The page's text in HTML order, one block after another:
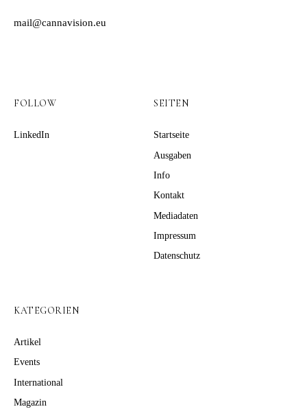
mail@cannavision.eu
FOLLOW
LinkedIn
SEITEN
Startseite
Ausgaben
Info
Kontakt
Mediadaten
Impressum
Datenschutz
KATEGORIEN
Artikel
Events
International
Magazin